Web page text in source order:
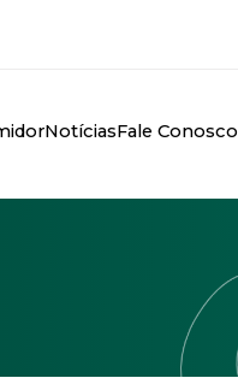
NotíciasFale Conosco